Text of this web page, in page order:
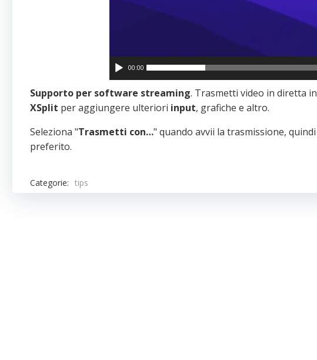
00:00
Supporto per software streaming. Trasmetti video in diretta in
XSplit per aggiungere ulteriori input, grafiche e altro.
Seleziona "Trasmetti con…" quando avvii la trasmissione, quindi
preferito.
Categorie: tips